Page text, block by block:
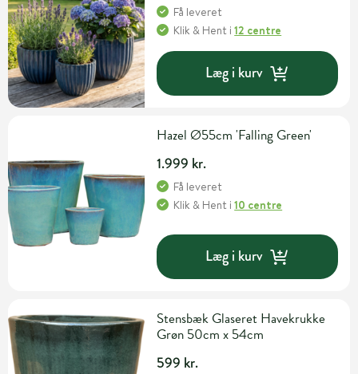
Få leveret
Klik & Hent i12 centre
Læg i kurv
Hazel Ø55cm 'Falling Green'
1.999 kr.
Få leveret
Klik & Hent i10 centre
Læg i kurv
Stensbæk Glaseret Havekrukke
Grøn 50cm x 54cm
599 kr.